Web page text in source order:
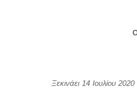
Ξεκινάει 14 Ιουλίου